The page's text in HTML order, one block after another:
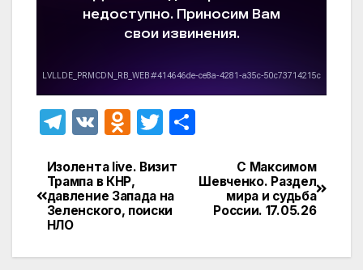
T
e
gr
a
m
V
O
n
o
kl
a
T
itt
er
п
в
Навигация
по
С Максимом
Шевченко. Раздел
мира и судьба
России. 17.05.26
Изолента live. Визит
Трампа в КНР,
давление Запада на
Зеленского, поиски
НЛО